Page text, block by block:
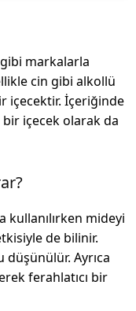
markalarla
cin gibi alkollü
içecektir. İçeriğinde
bir içecek olarak da
kullanılırken mideyi
de bilinir.
Ayrıca
ferahlatıcı bir